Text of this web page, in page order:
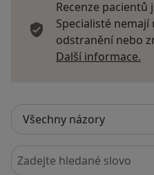
Recenze pacientů
Specialisté
odstranění nebo
Další informace.
Hledejte v názorech